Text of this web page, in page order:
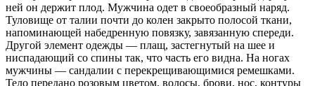
ней он держит плод. Мужчина одет в своеобразный наряд.
Туловище от талии почти до колен закрыто полосой ткани,
напоминающей набедренную повязку, завязанную спереди.
Другой элемент одежды — плащ, застегнутый на шее и
ниспадающий со спины так, что часть его видна. На ногах
мужчины — сандалии с перекрещивающимися ремешками.
Тело передано розовым цветом, волосы, брови, нос, контуры